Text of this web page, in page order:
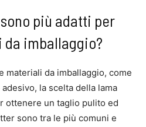
più adatti per
imballaggio?
materiali da imballaggio, come
la scelta della lama
ottenere un taglio pulito ed
sono tra le più comuni e